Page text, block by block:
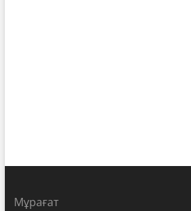
Мұрағат